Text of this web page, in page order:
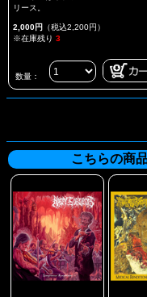
リース。
2,000円 （税込2,200円）
※在庫残り 3
数量：
こちらの商